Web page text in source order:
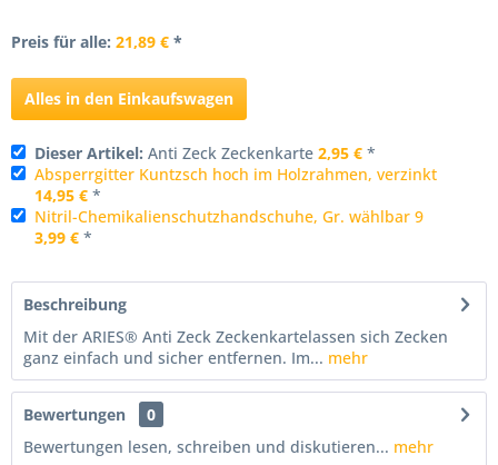
Preis für alle: 21,89 € *
Alles in den Einkaufswagen
Dieser Artikel: Anti Zeck Zeckenkarte 2,95 € *
Absperrgitter Kuntzsch hoch im Holzrahmen, verzinkt
14,95 € *
Nitril-Chemikalienschutzhandschuhe, Gr. wählbar 9
3,99 € *
Beschreibung
Mit der ARIES® Anti Zeck Zeckenkartelassen sich Zecken
ganz einfach und sicher entfernen. Im... mehr
Bewertungen
0
Bewertungen lesen, schreiben und diskutieren... mehr